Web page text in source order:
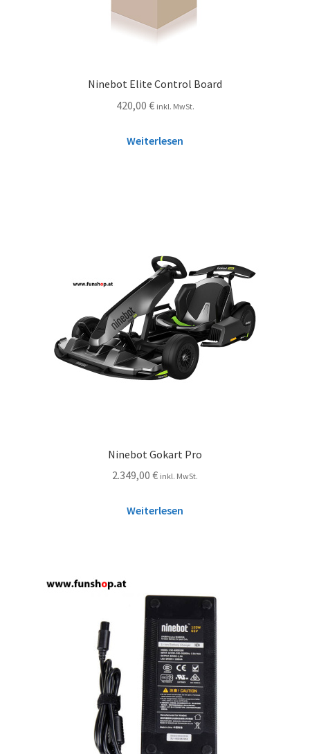
Ninebot Elite Control Board
420,00 € inkl. MwSt.
Weiterlesen
Ninebot Gokart Pro
2.349,00 € inkl. MwSt.
Weiterlesen